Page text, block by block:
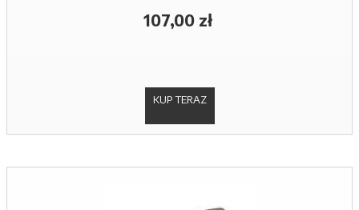
107,00 zł
KUP TERAZ